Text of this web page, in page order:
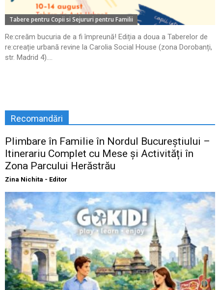
Tabere pentru Copii si Sejururi pentru Familii
Re:creăm bucuria de a fi împreună! Ediția a doua a Taberelor de
re:creație urbană revine la Carolia Social House (zona Dorobanți,
str. Madrid 4)....
Recomandări
Plimbare în Familie în Nordul Bucureștiului –
Itinerariu Complet cu Mese și Activități în
Zona Parcului Herăstrău
Zina Nichita - Editor